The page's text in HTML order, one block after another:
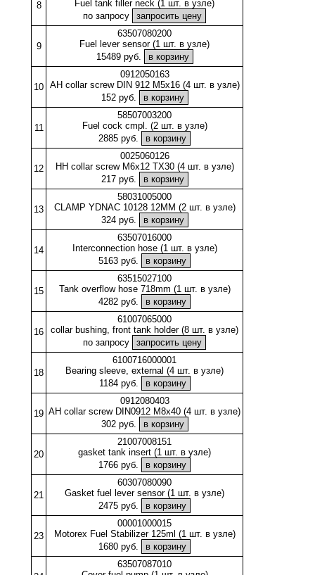
8
Fuel tank filler neck (1 шт. в узле)
по запросу
9
63507080200
Fuel lever sensor (1 шт. в узле)
15489 руб.
10
0912050163
AH collar screw DIN 912 M5x16 (4 шт. в узле)
152 руб.
11
58507003200
Fuel cock cmpl. (2 шт. в узле)
2885 руб.
12
0025060126
HH collar screw M6x12 TX30 (4 шт. в узле)
217 руб.
13
58031005000
CLAMP YDNAC 10128 12MM (2 шт. в узле)
324 руб.
14
63507016000
Interconnection hose (1 шт. в узле)
5163 руб.
15
63515027100
Tank overflow hose 718mm (1 шт. в узле)
4282 руб.
16
61007065000
collar bushing, front tank holder (8 шт. в узле)
по запросу
18
6100716000001
Bearing sleeve, external (4 шт. в узле)
1184 руб.
19
0912080403
AH collar screw DIN0912 M8x40 (4 шт. в узле)
302 руб.
20
21007008151
gasket tank insert (1 шт. в узле)
1766 руб.
21
60307080090
Gasket fuel lever sensor (1 шт. в узле)
2475 руб.
23
00001000015
Motorex Fuel Stabilizer 125ml (1 шт. в узле)
1680 руб.
63507087010